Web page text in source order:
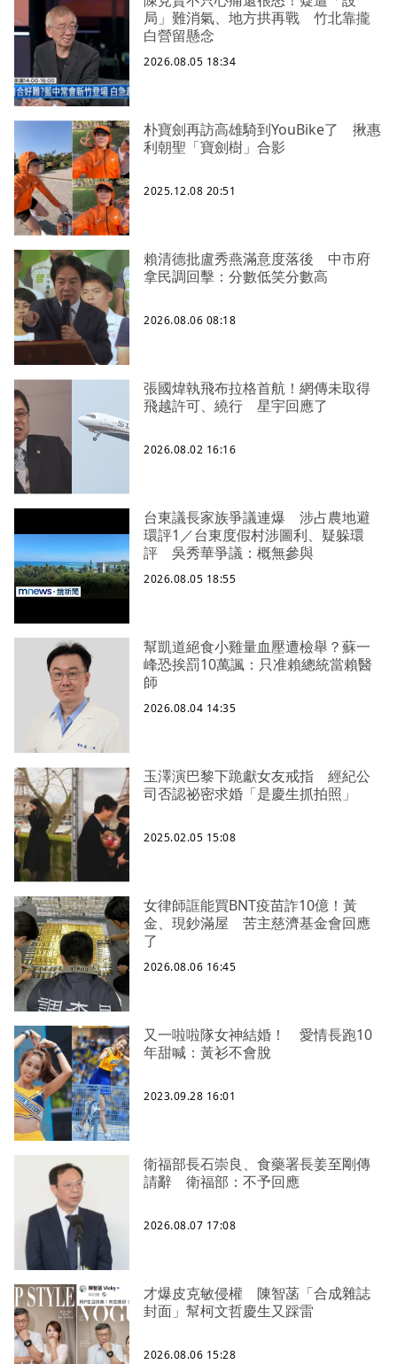
局」難消氣、地方拱再戰 竹北靠攏
白營留懸念
2026.08.05 18:34
朴寶劍再訪高雄騎到YouBike了 揪惠
利朝聖「寶劍樹」合影
2025.12.08 20:51
賴清德批盧秀燕滿意度落後 中市府
拿民調回擊：分數低笑分數高
2026.08.06 08:18
張國煒執飛布拉格首航！網傳未取得
飛越許可、繞行 星宇回應了
2026.08.02 16:16
台東議長家族爭議連爆 涉占農地避
環評1／台東度假村涉圖利、疑躲環
評 吳秀華爭議：概無參與
2026.08.05 18:55
幫凱道絕食小雞量血壓遭檢舉？蘇一
峰恐挨罰10萬諷：只准賴總統當賴醫
師
2026.08.04 14:35
玉澤演巴黎下跪獻女友戒指 經紀公
司否認祕密求婚「是慶生抓拍照」
2025.02.05 15:08
女律師誆能買BNT疫苗詐10億！黃
金、現鈔滿屋 苦主慈濟基金會回應
了
2026.08.06 16:45
又一啦啦隊女神結婚！ 愛情長跑10
年甜喊：黃衫不會脫
2023.09.28 16:01
衛福部長石崇良、食藥署長姜至剛傳
請辭 衛福部：不予回應
2026.08.07 17:08
才爆皮克敏侵權 陳智菡「合成雜誌
封面」幫柯文哲慶生又踩雷
2026.08.06 15:28